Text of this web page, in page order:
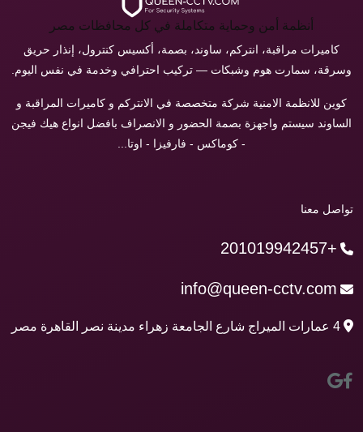
أنظمة أمن وحماية متكاملة في كل محافظات مصر
كاميرات مراقبة، انتركم، ساوند، بصمة، أكسيس كنترول، إنذار حريق
وسرقة، سمارت هوم وشبكات — تركيب احترافي وخدمة في نفس اليوم.
كوين للانظمة الامنية شركة متخصصة في الانتركم و كاميرات المراقبة و
الساوند سيستم واجهزة بصمة الحضور و الانصراف بافضل انواع هيك فيجن
- كوماكس - فارفيزا - اوتا...
تواصل معنا
+201019942457
info@queen-cctv.com
4 عمارات الميراج شارع الجامعة زهراء مدينة نصر القاهرة مصر